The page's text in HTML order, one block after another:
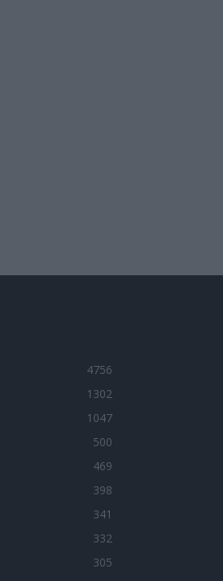
4756
1302
1047
500
469
398
341
332
305